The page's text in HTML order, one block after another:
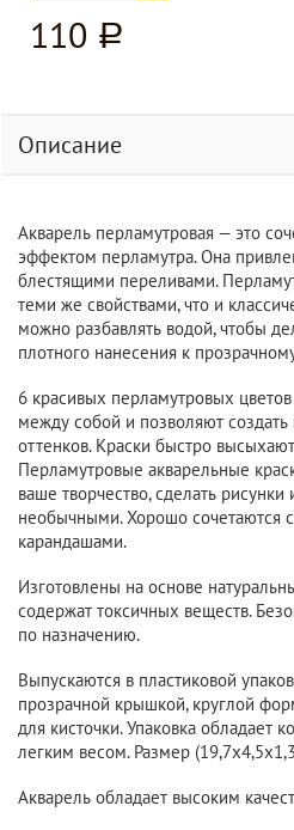
110 a
Описание
Акварель перламутровая — это
эффектом перламутра. Она
блестящими переливами.
теми же свойствами, что и
можно разбавлять водой, чтобы
плотного нанесения к
6 красивых перламутровых
между собой и позволяют
оттенков. Краски быстро
Перламутровые акварельные
ваше творчество, сделать
необычными. Хорошо сочетаются
карандашами.
Изготовлены на основе
содержат токсичных веществ.
по назначению.
Выпускаются в пластиковой
прозрачной крышкой, круглой
для кисточки. Упаковка обладает
легким весом. Размер
Акварель обладает высоким